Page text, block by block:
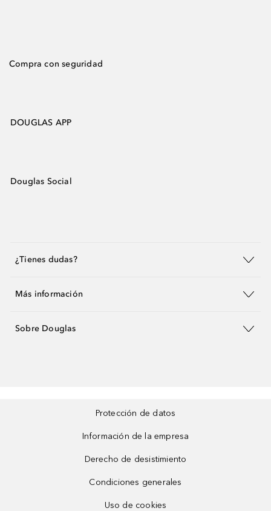
Compra con seguridad
DOUGLAS APP
Douglas Social
¿Tienes dudas?
Más información
Sobre Douglas
Protección de datos
Información de la empresa
Derecho de desistimiento
Condiciones generales
Uso de cookies